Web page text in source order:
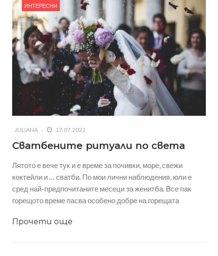
ИНТЕРЕСНИ
JULIANA 17.07.2022
Сватбените ритуали по света
Лятото е вече тук и е време за почивки, море, свежи
коктейли и … сватби. По мои лични наблюдения, юли е
сред най-предпочитаните месеци за женитба. Все пак
горещото време пасва особено добре на горещата
Прочети още